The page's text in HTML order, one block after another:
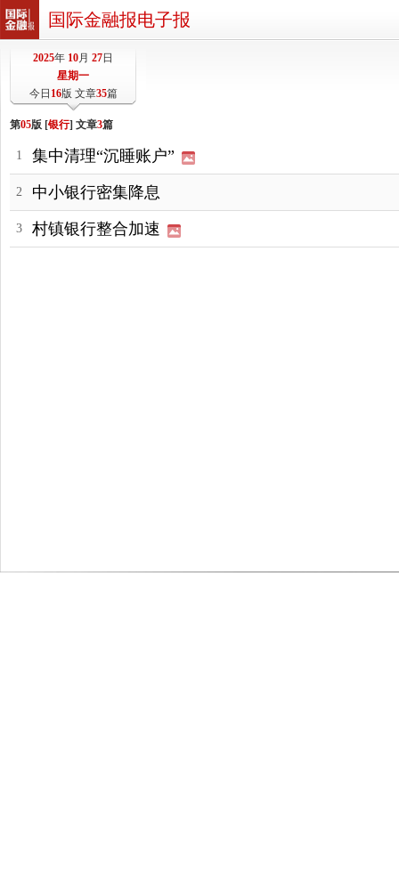
国际金融报电子报
2025年 10月 27日
星期一
今日 16版 文章35篇
第05版 [银行] 文章3篇
1 集中清理“沉睡账户”
2 中小银行密集降息
3 村镇银行整合加速